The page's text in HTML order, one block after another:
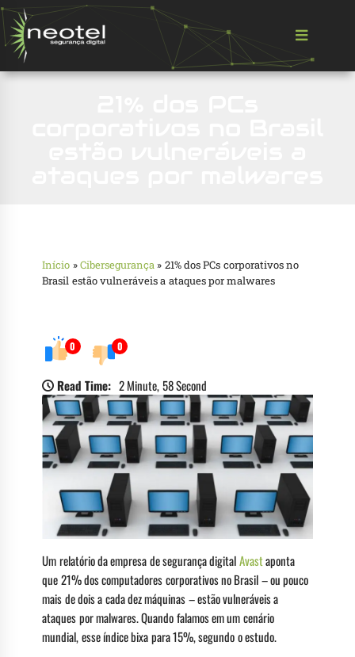
Início »Cibersegurança » 21% dos PCs corporativos no
Brasil estão vulneráveis a ataques por malwares
0 0
Read Time: 2 Minute, 58 Second
Um relatório da empresa de segurança digitalAvastaponta
que 21% dos computadores corporativos no Brasil – ou pouco
mais de dois a cada dez máquinas – estão vulneráveis a
ataques por malwares. Quando falamos em um cenário
mundial, esse índice bixa para 15%, segundo o estudo.